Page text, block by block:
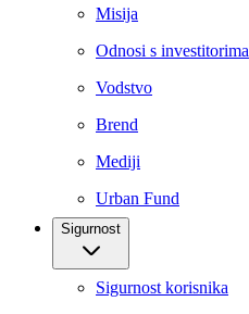
Misija
Odnosi s investitorima
Vodstvo
Brend
Mediji
Urban Fund
Sigurnost
Sigurnost korisnika